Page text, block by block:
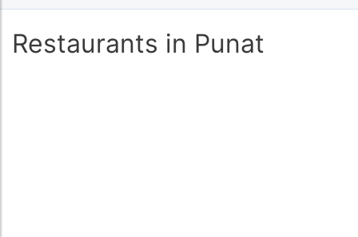
Restaurants in Punat